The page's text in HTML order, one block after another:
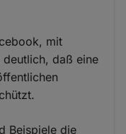
mit
daß eine
Beispiele die